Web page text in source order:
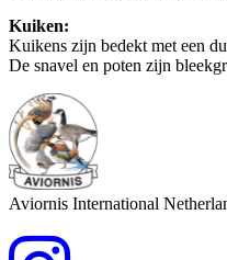
Kuiken:
Kuikens zijn bedekt met een
De snavel en poten zijn
Aviornis International